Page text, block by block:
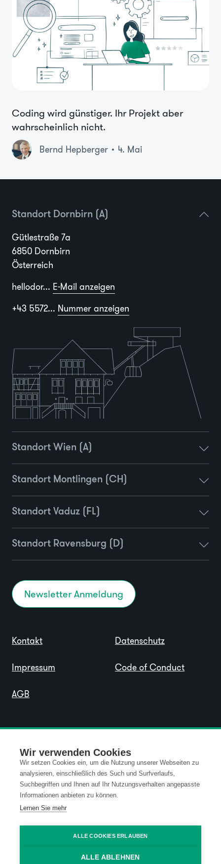
Wir verwenden Cookies
Wir setzen Cookies ein, um die Nutzung unserer Webseiten zu
analysieren, einschließlich des Such und Surfverlaufs,
Suchbegriffen und Ihnen auf Ihr Nutzungsverhalten angepasste
Informationen anbieten zu können.
Lernen Sie mehr
ALLE COOKIES ERLAUBEN
ALLE ABLEHNEN
Coding wird günstiger. Ihr Projekt aber
wahrscheinlich nicht.
Bernd Hepberger 4. Mai
Standort Dornbirn (A)
Gütlestraße 7a
6850 Dornbirn
Österreich
hellodor... E-Mail anzeigen
+43 5572... Nummer anzeigen
Standort Wien (A)
Standort Montlingen (CH)
Standort Vaduz (FL)
Standort Ravensburg (D)
Newsletter Anmeldung
Kontakt
Impressum
AGB
Datenschutz
Code of Conduct